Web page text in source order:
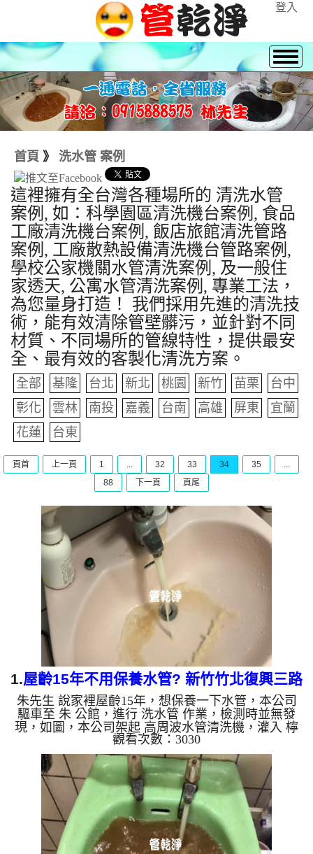
登入
首頁 》 洗水管 案例
這裡擁有全台灣各種場所的 清洗水管
案例, 如：科學園區清洗機台案例, 食品
工廠清洗機台案例, 飯店旅館清洗管路
案例, 工廠散熱設備清洗機台管路案例,
學校公家機關水管清洗案例, 及一般住
家透天, 公寓水管清洗案例, 專業工法，
為您量身打造！ 我們採用先進的清洗技
術，能有效清除管壁髒污，並針對不同
材質、不同場所的管線特性，提供最安
全、最有效的客製化清洗方案。
全部 基隆 台北 新北 桃園 新竹 苗栗
台中
彰化
雲林 南投 嘉義 台南 高雄 屏東
宜蘭
花蓮
台東
頁首 上一頁 1 ... 32 33 34 35
...
88
下一頁 頁尾
1.屋齡15年不用保養水管? 新竹竹北復興三路
清洗水管
朱先生 說家裡屋齡15年，想保養一下水管，本公司
驅車至 朱 公館，進行 洗水管 作業，檢測時並無發
現，如圖，本公司架起 高周波水管清洗機，灌入 檸
檬酸 至管路裡面，等了約15分，開啟 水管清洗機 ，
啟動 脈衝 模式，一洗水管就流出白色泡沫水，沒多
久變成黃色髒水，如下圖片影片，兩個多小時後，管
路清洗乾淨出水量也變大了。 如是自來水，如水管
老化，會產生鐵鏽跟泥沙堆積，洗出來的水就會是咖
啡色，地下水含有氧化錳，管壁上會結成黑色管垢，
洗出來的水會跟石油一樣黑，有些洗出綠色的水，是
因為裡面有銅的物質...
觀看次數：3030